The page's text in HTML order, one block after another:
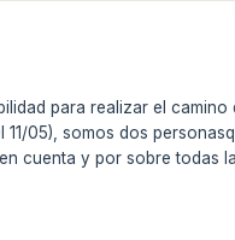
para realizar el
05), somos dos
cuenta y por sobre todas